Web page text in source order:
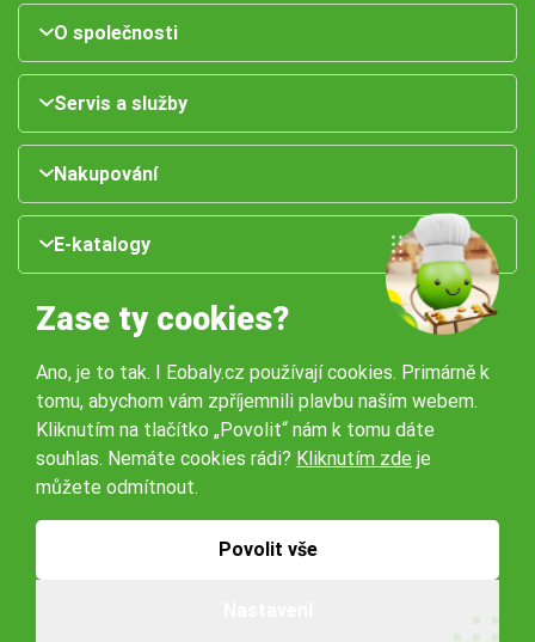
O společnosti
Servis a služby
Nakupování
E-katalogy
Naše pobočky:
Obchodní podmínky
Zase ty cookies?
Ano, je to tak. I Eobaly.cz používají cookies. Primárně k
tomu, abychom vám zpříjemnili plavbu naším webem.
Kliknutím na tlačítko „Povolit“ nám k tomu dáte
souhlas. Nemáte cookies rádi? Kliknutím zde je
můžete odmítnout.
Povolit vše